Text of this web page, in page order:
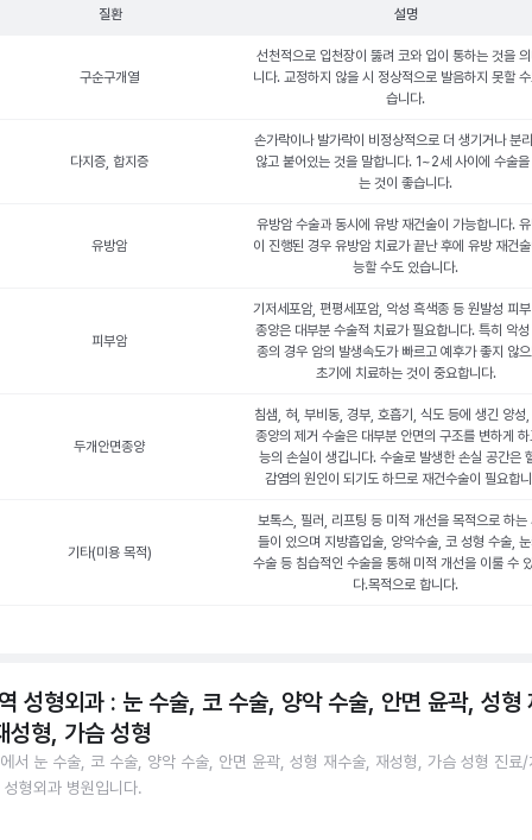
질환 설명
구순구개열
선천적으로 입천장이 뚫려 코와 입이 통하는 것을
니다. 교정하지 않을 시 정상적으로 발음하지 못할
습니다.
다지증, 합지증
손가락이나 발가락이 비정상적으로 더 생기거나 분
않고 붙어있는 것을 말합니다. 1~2세 사이에 수술을
는 것이 좋습니다.
유방암
유방암 수술과 동시에 유방 재건술이 가능합니다.
이 진행된 경우 유방암 치료가 끝난 후에 유방 재건
능할 수도 있습니다.
피부암
기저세포암, 편평세포암, 악성 흑색종 등 원발성 피
종양은 대부분 수술적 치료가 필요합니다. 특히 악성
종의 경우 암의 발생속도가 빠르고 예후가 좋지 않
초기에 치료하는 것이 중요합니다.
두개안면종양
침샘, 혀, 부비동, 경부, 호흡기, 식도 등에 생긴 양성,
종양의 제거 수술은 대부분 안면의 구조를 변하게 하
능의 손실이 생깁니다. 수술로 발생한 손실 공간은
감염의 원인이 되기도 하므로 재건수술이 필요합
기타(미용 목적)
보톡스, 필러, 리프팅 등 미적 개선을 목적으로 하는
들이 있으며 지방흡입술, 양악수술, 코 성형 수술,
수술 등 침습적인 수술을 통해 미적 개선을 이룰 수
다.목적으로 합니다.
성형외과 : 눈 수술, 코 수술, 양악 수술, 안면 윤곽, 성형
성형, 가슴 성형
서 눈 수술, 코 수술, 양악 수술, 안면 윤곽, 성형 재수술, 재성형, 가슴 성형 진료/
성형외과 병원입니다.